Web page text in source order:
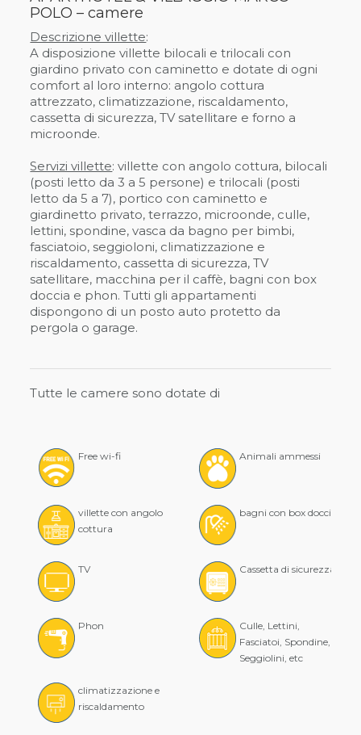
POLO – camere
Descrizione villette:
A disposizione villette bilocali e trilocali con
giardino privato con caminetto e dotate di ogni
comfort al loro interno: angolo cottura
attrezzato, climatizzazione, riscaldamento,
cassetta di sicurezza, TV satellitare e forno a
microonde.
Servizi villette: villette con angolo cottura, bilocali
(posti letto da 3 a 5 persone) e trilocali (posti
letto da 5 a 7), portico con caminetto e
giardinetto privato, terrazzo, microonde, culle,
lettini, spondine, vasca da bagno per bimbi,
fasciatoio, seggioloni, climatizzazione e
riscaldamento, cassetta di sicurezza, TV
satellitare, macchina per il caffè, bagni con box
doccia e phon. Tutti gli appartamenti
dispongono di un posto auto protetto da
pergola o garage.
Tutte le camere sono dotate di
Free wi-fi Animali ammessi
villette con angolo
cottura
bagni con box doccia
TV Cassetta di sicurezza
Phon
Culle, Lettini,
Fasciatoi, Spondine,
Seggiolini, etc
climatizzazione e
riscaldamento